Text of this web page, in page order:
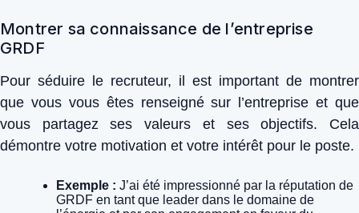
Montrer sa connaissance de l’entreprise
GRDF
Pour séduire le recruteur, il est important de montrer
que vous vous êtes renseigné sur l’entreprise et que
vous partagez ses valeurs et ses objectifs. Cela
démontre votre motivation et votre intérêt pour le poste.
Exemple : J’ai été impressionné par la réputation de
GRDF en tant que leader dans le domaine de